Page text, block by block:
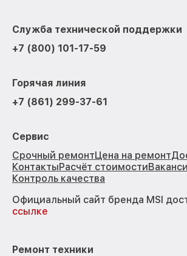
Служба технической поддержки
+7 (800) 101-17-59
Горячая линия
+7 (861) 299-37-61
Сервис
Срочный ремонтЦена на ремонт
КонтактыРасчёт стоимости
Контроль качества
Официальный сайт бренда MSI
ссылке
Ремонт техники